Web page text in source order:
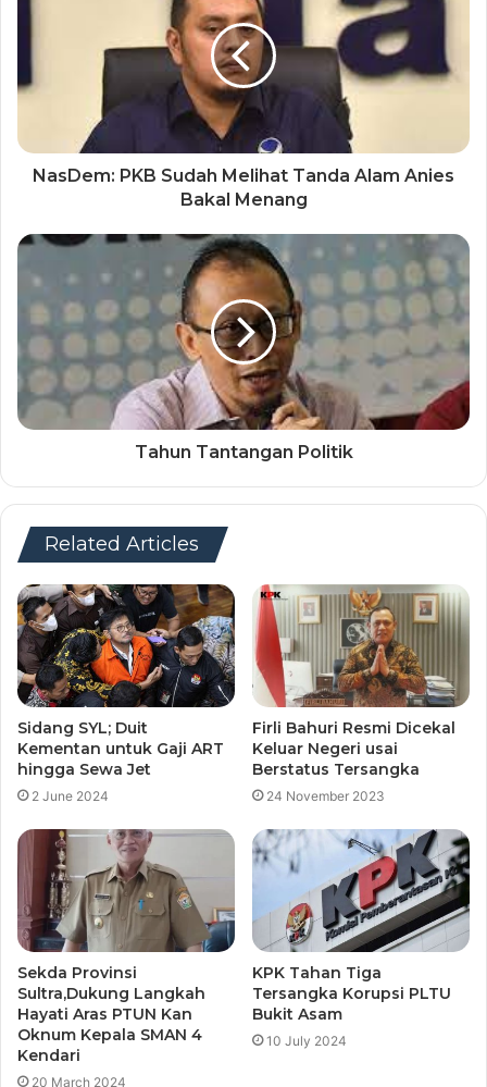
NasDem: PKB Sudah Melihat Tanda Alam Anies
Bakal Menang
Tahun Tantangan Politik
Related Articles
Sidang SYL; Duit
Kementan untuk Gaji ART
hingga Sewa Jet
2 June 2024
Firli Bahuri Resmi Dicekal
Keluar Negeri usai
Berstatus Tersangka
24 November 2023
Sekda Provinsi
Sultra,Dukung Langkah
Hayati Aras PTUN Kan
Oknum Kepala SMAN 4
Kendari
20 March 2024
KPK Tahan Tiga
Tersangka Korupsi PLTU
Bukit Asam
10 July 2024